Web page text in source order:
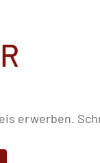
erwerben.